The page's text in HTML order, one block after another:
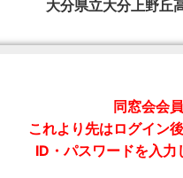
大分県立大分上野丘
同窓会会
これより先はログイン
ID・パスワードを入力